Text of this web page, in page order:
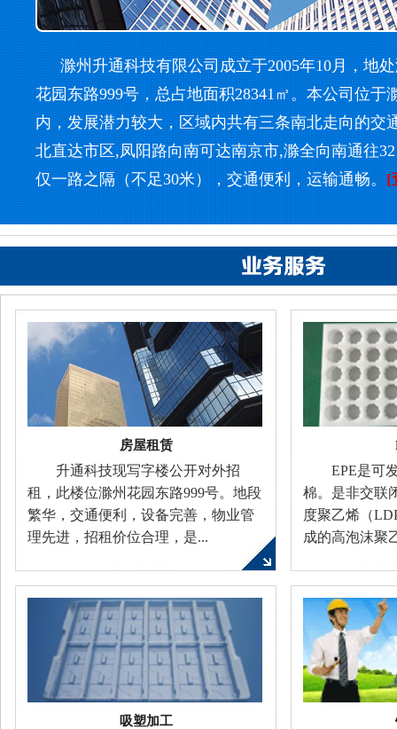
滁州升通科技有限公司成立于2005年10月，地
花园东路999号，总占地面积28341㎡。本公司位于
内，发展潜力较大，区域内共有三条南北走向的交
北直达市区,凤阳路向南可达南京市,滁全向南通往
仅一路之隔（不足30米），交通便利，运输通畅。[
房屋租赁
升通科技现写字楼公开对外招
租，此楼位滁州花园东路999号。地段
繁华，交通便利，设备完善，物业管
理先进，招租价位合理，是...
EPE是可
棉。是非交联
度聚乙烯（
成的高泡沫聚
吸塑加工